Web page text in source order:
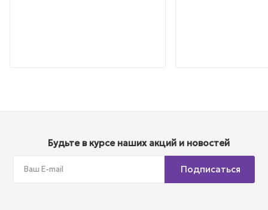
Будьте в курсе наших акций и новостей
Подписаться